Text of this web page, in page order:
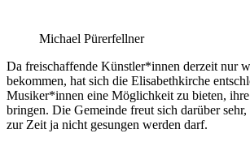
Michael Pürerfellner
Da freischaffende Künstler*innen derzeit nur
bekommen, hat sich die Elisabethkirche
Musiker*innen eine Möglichkeit zu bieten,
bringen. Die Gemeinde freut sich darüber
zur Zeit ja nicht gesungen werden darf.